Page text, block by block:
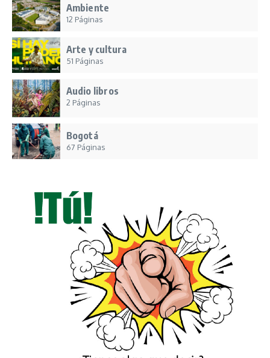
Ambiente
12 Páginas
Arte y cultura
51 Páginas
Audio libros
2 Páginas
Bogotá
67 Páginas